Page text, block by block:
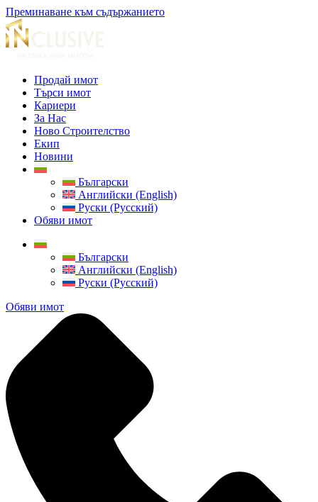
Преминаване към съдържанието
Продай имот
Търси имот
Кариери
За Нас
Ново Строителство
Екип
Новини
Български
Английски (English)
Руски (Русский)
Обяви имот
Български
Английски (English)
Руски (Русский)
Обяви имот